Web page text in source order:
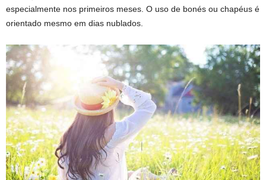
especialmente nos primeiros meses. O uso de bonés ou chapéus é
orientado mesmo em dias nublados.